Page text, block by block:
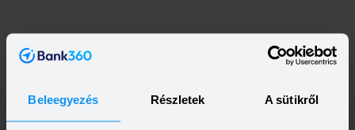
Beleegyezés Részletek A sütikről